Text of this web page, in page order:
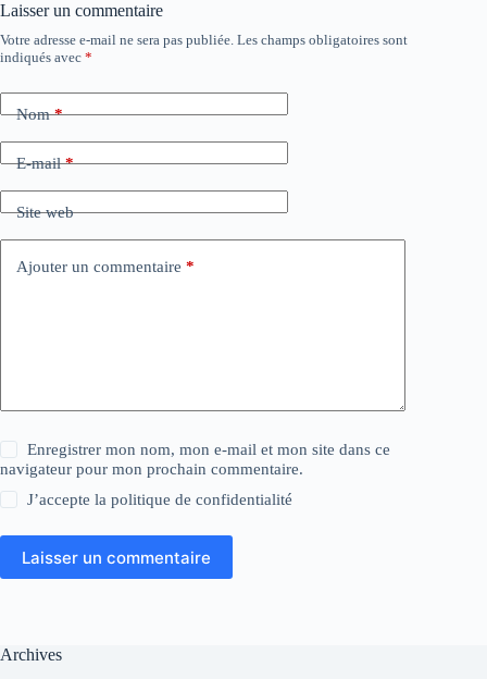
Laisser un commentaire
Votre adresse e-mail ne sera pas publiée. Les champs obligatoires sont
indiqués avec *
Nom*
E-mail*
Site web
Ajouter un commentaire *
Enregistrer mon nom, mon e-mail et mon site dans ce
navigateur pour mon prochain commentaire.
J’accepte lapolitique de confidentialité
Laisser un commentaire
Archives